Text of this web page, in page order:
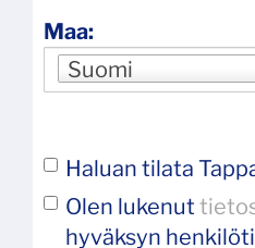
Maa:
Suomi
Haluan tilata
Olen lukenut
hyväksyn